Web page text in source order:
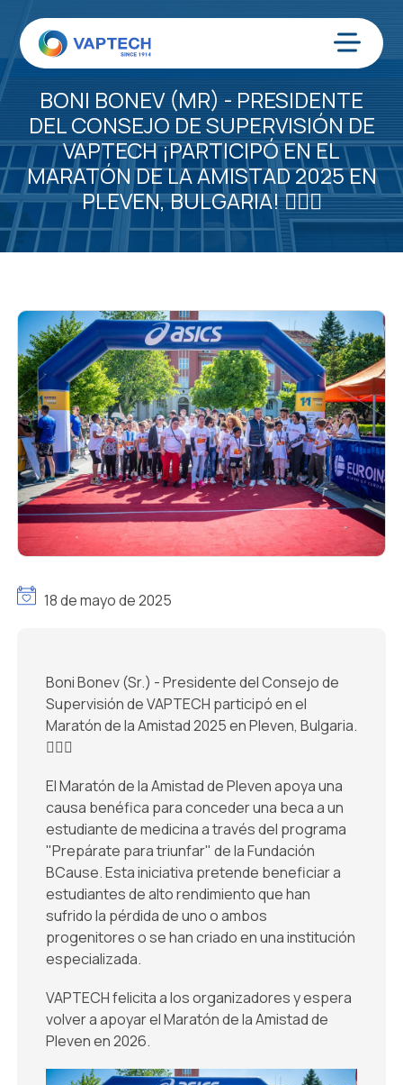
contenido
Menú
BONI BONEV (MR) - PRESIDENTE
DEL CONSEJO DE SUPERVISIÓN DE
VAPTECH ¡PARTICIPÓ EN EL
MARATÓN DE LA AMISTAD 2025 EN
PLEVEN, BULGARIA! 🏃🏻‍♂️
18 de mayo de 2025
Boni Bonev (Sr.) - Presidente del Consejo de
Supervisión de VAPTECH participó en el
Maratón de la Amistad 2025 en Pleven, Bulgaria.
🏃🏻‍♂️
El Maratón de la Amistad de Pleven apoya una
causa benéfica para conceder una beca a un
estudiante de medicina a través del programa
"Prepárate para triunfar" de la Fundación
BCause. Esta iniciativa pretende beneficiar a
estudiantes de alto rendimiento que han
sufrido la pérdida de uno o ambos
progenitores o se han criado en una institución
especializada.
VAPTECH felicita a los organizadores y espera
volver a apoyar el Maratón de la Amistad de
Pleven en 2026.